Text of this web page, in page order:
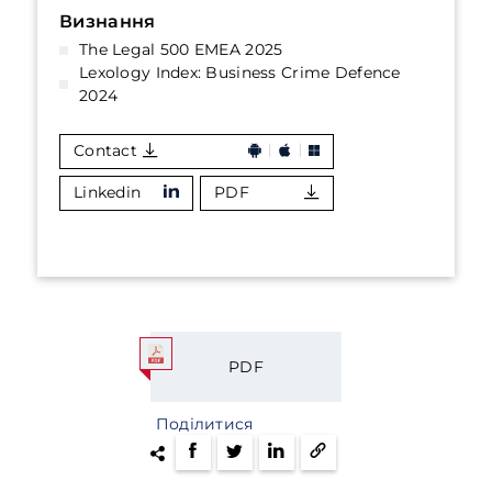
Визнання
The Legal 500 EMEA 2025
Lexology Index: Business Crime Defence
2024
Contact
Linkedin PDF
PDF
Поділитися